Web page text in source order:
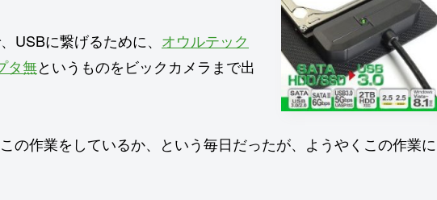
USBに繋げるために、 オウルテック
タ無というものをビックカメラまで出
の作業をしているか、という毎日だったが、ようやくこの作業に